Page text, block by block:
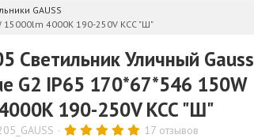
GAUSS
15000lm 4000K 190-250V КСС "Ш"
Светильник Уличный Gauss
G2 IP65 170*67*546 150W
190-250V КСС "Ш"
17 отзывов